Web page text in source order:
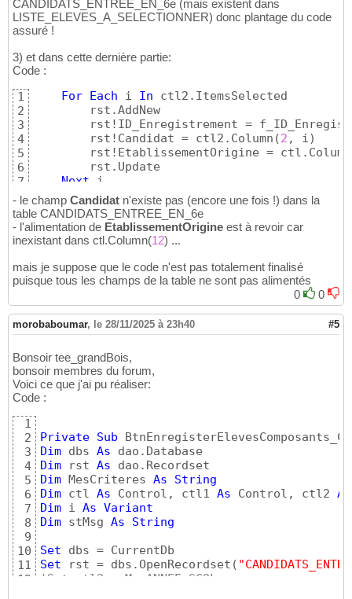
CANDIDATS_ENTREE_EN_6e (mais existent dans
LISTE_ELEVES_A_SELECTIONNER) donc plantage du code
assuré !
3) et dans cette dernière partie:
Code :
1
2
3
4
5
6
7
For Each i In ctl2.ItemsSelected
        rst.AddNew
rst!ID_Enregistrement =
        rst!Candidat = ctl2.Column
(2 , i)
        rst!EtablissementOrigine = ctl.Column
        rst.Update
Next i
- le champ Candidat n'existe pas (encore une fois !) dans la
table CANDIDATS_ENTREE_EN_6e
- l'alimentation de EtablissementOrigine est à revoir car
inexistant dans ctl.Column(12) ...
mais je suppose que le code n'est pas totalement finalisé
puisque tous les champs de la table ne sont pas alimentés
0
0
morobaboumar, le 28/11/2025 à 23h40 #5
Bonsoir tee_grandBois,
bonsoir membres du forum,
Voici ce que j'ai pu réaliser:
Code :
1
2
3
4
5
6
7
8
9
10
11
12
Private Sub
Dim dbs As
Dim rst As
Dim MesCriteres As
String
Dim ctl As Control, ctl1 As Control, ctl2 As
Dim i As Variant
Dim stMsg As
String
Set
Set rst = dbs.OpenRecordset (
'Set ctl2 = Me.ANNEE_SCOL